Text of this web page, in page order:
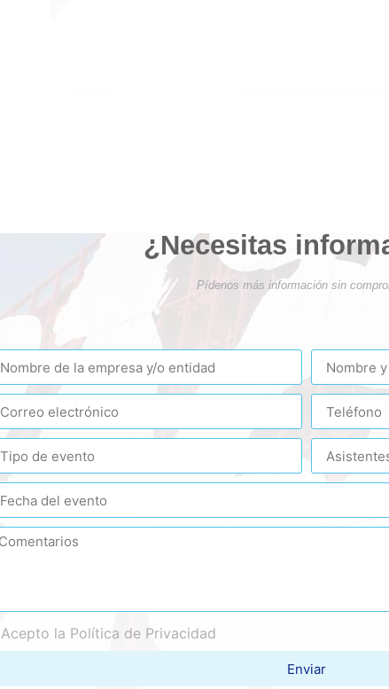
¿Necesitas
Pídenos más información sin
Acepto la Política de Privacidad
Enviar